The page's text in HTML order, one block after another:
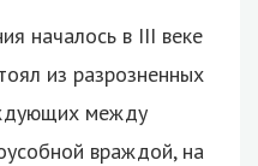
началось в III веке
из разрозненных
между
враждой, на